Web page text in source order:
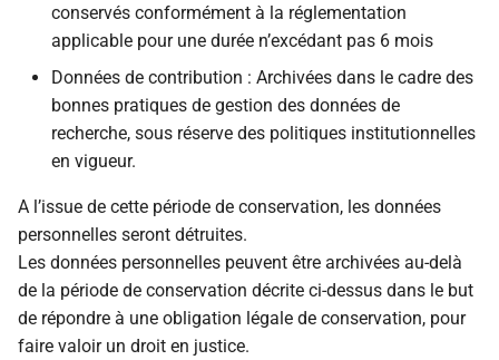
conservés conformément à la réglementation
applicable pour une durée n’excédant pas 6 mois
Données de contribution : Archivées dans le cadre des
bonnes pratiques de gestion des données de
recherche, sous réserve des politiques institutionnelles
en vigueur.
A l’issue de cette période de conservation, les données
personnelles seront détruites.
Les données personnelles peuvent être archivées au-delà
de la période de conservation décrite ci-dessus dans le but
de répondre à une obligation légale de conservation, pour
faire valoir un droit en justice.